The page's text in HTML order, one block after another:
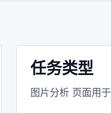
任务类型
图片分析 页面用